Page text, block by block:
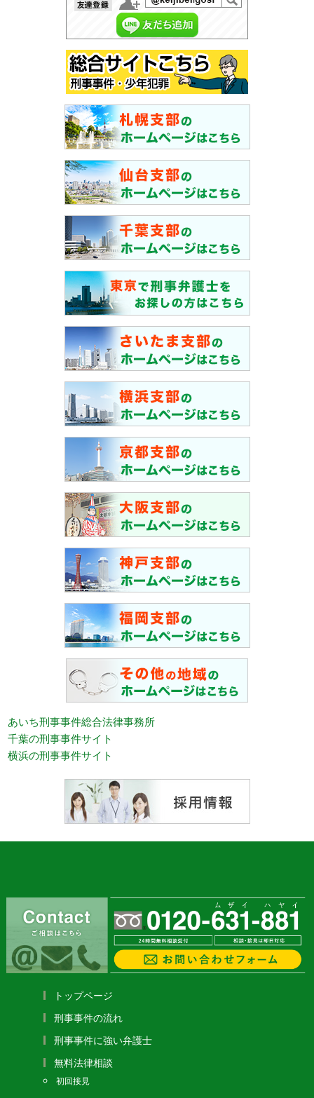
あいち刑事事件総合法律事務所
千葉の刑事事件サイト
横浜の刑事事件サイト
トップページ
刑事事件の流れ
刑事事件に強い弁護士
無料法律相談
初回接見